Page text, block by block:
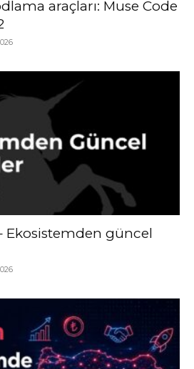
araçları: Muse Code
Ekosistemden güncel